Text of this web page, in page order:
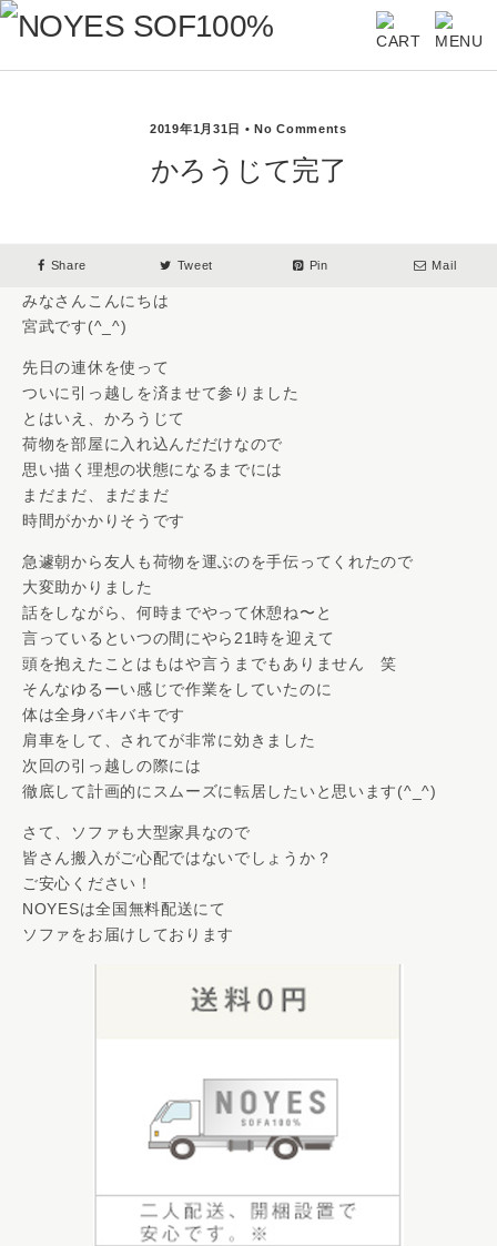
2019年1月31日 • No Comments
かろうじて完了
Share Tweet Pin Mail
みなさんこんにちは
宮武です(^_^)
先日の連休を使って
ついに引っ越しを済ませて参りました
とはいえ、かろうじて
荷物を部屋に入れ込んだだけなので
思い描く理想の状態になるまでには
まだまだ、まだまだ
時間がかかりそうです
急遽朝から友人も荷物を運ぶのを手伝ってくれたので
大変助かりました
話をしながら、何時までやって休憩ね〜と
言っているといつの間にやら21時を迎えて
頭を抱えたことはもはや言うまでもありません 笑
そんなゆるーい感じで作業をしていたのに
体は全身バキバキです
肩車をして、されてが非常に効きました
次回の引っ越しの際には
徹底して計画的にスムーズに転居したいと思います(^_^)
さて、ソファも大型家具なので
皆さん搬入がご心配ではないでしょうか？
ご安心ください！
NOYESは全国無料配送にて
ソファをお届けしております